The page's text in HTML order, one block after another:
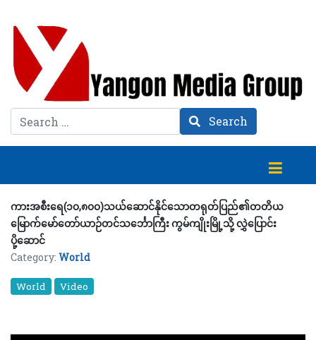
Search Search
ကားအစီးရေ(၁၀,၈၀၀)သယ်ဆောင်နိုင်သောတရုတ်ပြည်၏တတိယ
မြောက်မော်တော်ယာဉ်တင်သင်္ဘောကြီး ကွမ်ကျိုးမြို့သို့ လွှဲပြောင်း
ပို့ဆောင်
Category: World
World Video